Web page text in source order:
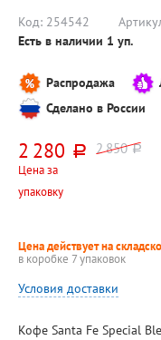
Код: 254542
Есть в наличии 1 уп.
Распродажа
Сделано в России
2 280 руб. 2 850 руб.
Цена за
упаковку
Цена действует на
в коробке 7 упаковок
Условия доставки
Кофе Santa Fe Special